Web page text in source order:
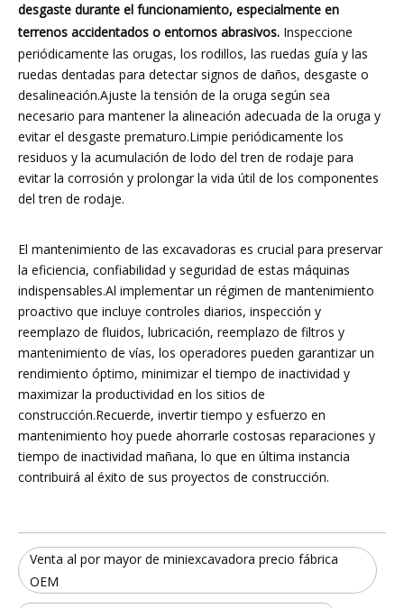
desgaste durante el funcionamiento, especialmente en
terrenos accidentados o entornos abrasivos. Inspeccione
periódicamente las orugas, los rodillos, las ruedas guía y las
ruedas dentadas para detectar signos de daños, desgaste o
desalineación.Ajuste la tensión de la oruga según sea
necesario para mantener la alineación adecuada de la oruga y
evitar el desgaste prematuro.Limpie periódicamente los
residuos y la acumulación de lodo del tren de rodaje para
evitar la corrosión y prolongar la vida útil de los componentes
del tren de rodaje.
El mantenimiento de las excavadoras es crucial para preservar
la eficiencia, confiabilidad y seguridad de estas máquinas
indispensables.Al implementar un régimen de mantenimiento
proactivo que incluye controles diarios, inspección y
reemplazo de fluidos, lubricación, reemplazo de filtros y
mantenimiento de vías, los operadores pueden garantizar un
rendimiento óptimo, minimizar el tiempo de inactividad y
maximizar la productividad en los sitios de
construcción.Recuerde, invertir tiempo y esfuerzo en
mantenimiento hoy puede ahorrarle costosas reparaciones y
tiempo de inactividad mañana, lo que en última instancia
contribuirá al éxito de sus proyectos de construcción.
Venta al por mayor de miniexcavadora precio fábrica
OEM